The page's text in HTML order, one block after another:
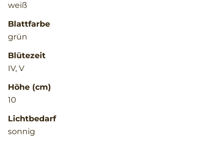
weiß
Blattfarbe
grün
Blütezeit
IV, V
Höhe (cm)
10
Lichtbedarf
sonnig